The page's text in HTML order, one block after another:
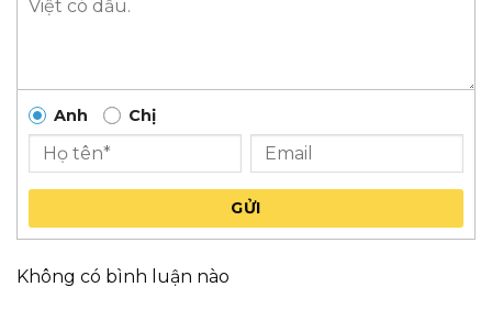
Anh Chị
GỬI
Không có bình luận nào